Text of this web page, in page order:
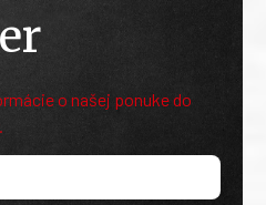
o našej ponuke do